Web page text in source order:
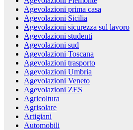
Agevolazioni prima casa
Agevolazioni Sicilia
Agevolazioni sicurezza sul lavoro
Agevolazioni studenti
Agevolazioni sud
Agevolazioni Toscana
Agevolazioni trasporto
Agevolazioni Umbria
Agevolazioni Veneto
Agevolazioni ZES
Agricoltura
Agrisolare
Artigiani
Automobili